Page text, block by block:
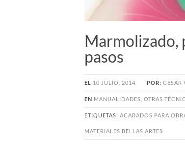
Marmolizado,
pasos
EL 10 JULIO, 2014 POR: CÉSAR
EN MANUALIDADES OTRAS
ETIQUETAS: ACABADOS PARA
MATERIALES BELLAS ARTES